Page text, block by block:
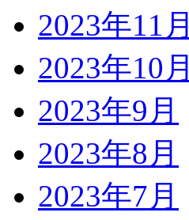
2023年11月
2023年10月
2023年9月
2023年8月
2023年7月